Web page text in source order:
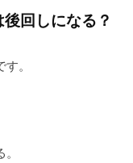
回しになる？
。